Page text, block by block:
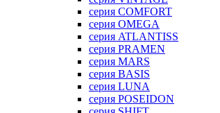
серия COMFORT
серия OMEGA
серия ATLANTISS
серия PRAMEN
серия MARS
серия BASIS
серия LUNA
серия POSEIDON